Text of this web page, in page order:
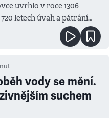
letech úvah a pátrání
vody se mění.
suchem